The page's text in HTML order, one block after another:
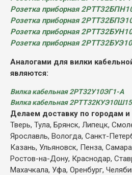
Розетка приборная
Розетка приборная
Розетка приборная
Розетка приборная
Аналогами для вилки
являются:
Вилка кабельная 2РТ32У10ЭГ1-А
Вилка кабельная
Делаем доставку по городам и
Тверь, Тула, Брянск, Липецк,
Ярославль, Вологда, Санкт-
Казань, Ульяновск, Пенза,
Ростов-на-Дону, Краснодар,
Махачкала, Уфа, Оренбург,